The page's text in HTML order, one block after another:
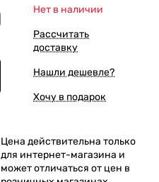
Нет в наличии
Рассчитать
доставку
Нашли дешевле?
Хочу в подарок
Цена действительна только
для интернет-магазина и
может отличаться от цен в